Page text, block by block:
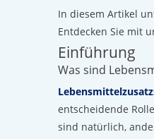
In diesem Artikel
Entdecken Sie mit
Einführung
Was sind
entscheidende
sind natürlich,